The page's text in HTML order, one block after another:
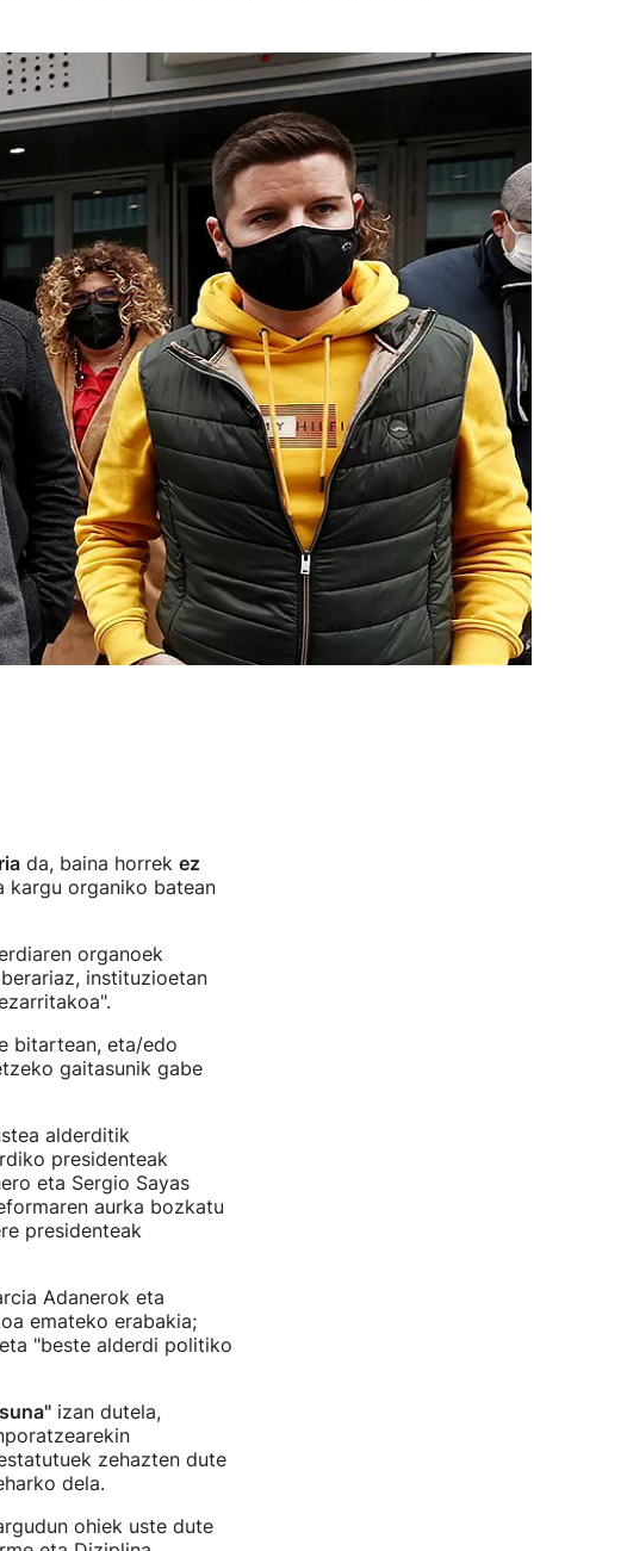
da, baina horrek ez
kargu organiko batean
organoek
instituzioetan
bitartean, eta/edo
gaitasunik gabe
alderditik
presidenteak
eta Sergio Sayas
aurka bozkatu
presidenteak
Adanerok eta
emateko erabakia;
"beste alderdi politiko
izan dutela,
zehazten dute
dela.
ohiek uste dute